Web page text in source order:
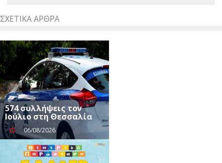
ΣΧΕΤΙΚΆ ΆΡΘΡΑ
574 συλλήψεις τον
Ιούλιο στη Θεσσαλία
06/08/2026